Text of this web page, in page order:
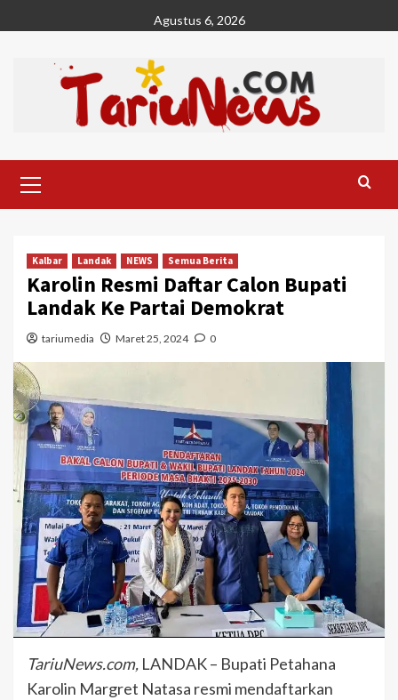
to
Agustus 6, 2026
Menu
Kalbar Landak NEWS Semua Berita
Karolin Resmi Daftar Calon Bupati
Landak Ke Partai Demokrat
tariumedia Maret 25, 2024 0
TariuNews.com, LANDAK – Bupati Petahana
Karolin Margret Natasa resmi mendaftarkan